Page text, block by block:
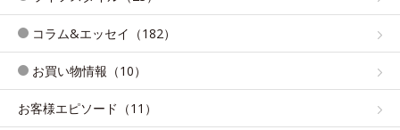
コラム&エッセイ（182）
お買い物情報（10）
お客様エピソード（11）